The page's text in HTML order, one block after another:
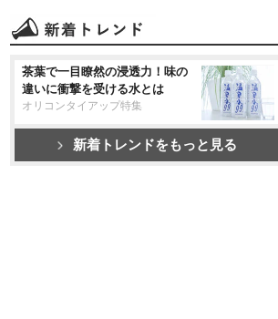
茶葉で一目瞭然の浸透力！味の
違いに衝撃を受ける水とは
オリコンタイアップ特集
新着トレンドをもっと見る